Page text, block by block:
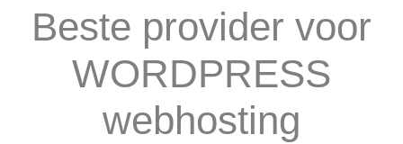
Beste provider voor
WORDPRESS
webhosting